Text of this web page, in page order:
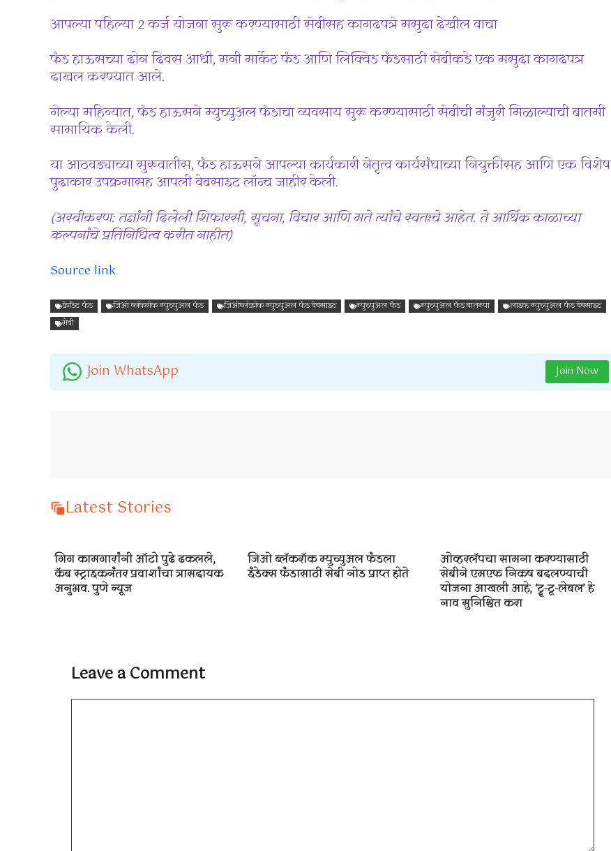
आपल्या पहिल्या 2 कर्ज योजना सुरू करण्यासाठी सेबीसह कागदपत्रे मसुदा देखील वाचा
फंड हाऊसच्या दोन दिवस आधी, मनी मार्केट फंड आणि लिक्विड फंडसाठी सेबीकडे एक मसुदा कागदपत्र
दाखल करण्यात आले.
गेल्या महिन्यात, फंड हाऊसने म्युच्युअल फंडाचा व्यवसाय सुरू करण्यासाठी सेबीची मंजुरी मिळाल्याची बातमी
सामायिक केली.
या आठवड्याच्या सुरूवातीस, फंड हाऊसने आपल्या कार्यकारी नेतृत्व कार्यसंघाच्या नियुक्तीसह आणि एक विशेष
पुढाकार उपक्रमासह आपली वेबसाइट लॉन्च जाहीर केली.
(अस्वीकरण: तज्ञांनी दिलेली शिफारसी, सूचना, विचार आणि मते त्यांचे स्वतःचे आहेत. ते आर्थिक काळाच्या
कल्पनांचे प्रतिनिधित्व करीत नाहीत)
Source link
क्रेडिट फंड जिओ ब्लॅकरॉक म्युच्युअल फंड जिओब्लॅक्रॉक म्युच्युअल फंड वेबसाइट म्युच्युअल फंड म्युच्युअल फंड बातम्या
लाइव्ह म्युच्युअल फंड वेबसाइट
सेबी
Join WhatsApp Join Now
Latest Stories
गिग कामगारांनी ऑटो पुढे ढकलले,
कॅब स्ट्राइकनंतर प्रवाशांचा त्रासदायक
अनुभव. पुणे न्यूज
जिओ ब्लॅकरॉक म्युच्युअल फंडला
इंडेक्स फंडासाठी सेबी नोड प्राप्त होते
ओव्हरलॅपचा सामना करण्यासाठी
सेबीने एमएफ निकष बदलण्याची
योजना आखली आहे, ‘ट्रू-टू-लेबल’ हे
नाव सुनिश्चित करा
Leave a Comment
Comment